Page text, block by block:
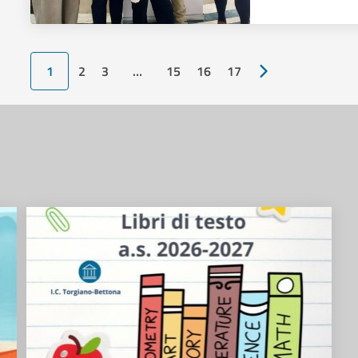
1 2 3 … 15 16 17 Pagina